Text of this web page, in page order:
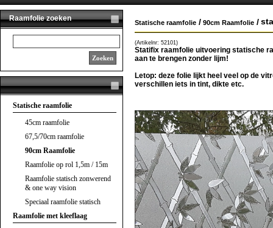
Raamfolie zoeken
Zoeken
Statische raamfolie
45cm raamfolie
67,5/70cm raamfolie
90cm Raamfolie
Raamfolie op rol 1,5m / 15m
Raamfolie statisch zonwerend
& one way vision
Speciaal raamfolie statisch
Raamfolie met kleeflaag
Statische raamfolie / 90cm Raamfolie /
(Artikelnr: 52101)
Statifix raamfolie uitvoering statische
aan te brengen zonder lijm!
Letop: deze folie lijkt heel veel op de
verschillen iets in tint, dikte etc.